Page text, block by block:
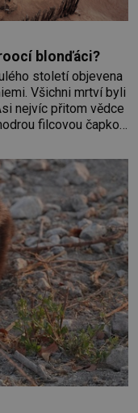
blonďáci?
století objevena
Všichni mrtví byli
nejvíc přitom vědce
filcovou čapkou,
zdejším
písky a extrémně